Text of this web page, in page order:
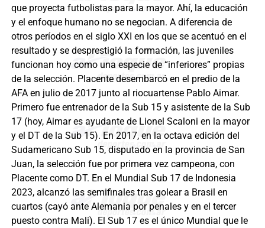
que proyecta futbolistas para la mayor. Ahí, la educación
y el enfoque humano no se negocian. A diferencia de
otros períodos en el siglo XXI en los que se acentuó en el
resultado y se desprestigió la formación, las juveniles
funcionan hoy como una especie de “inferiores” propias
de la selección. Placente desembarcó en el predio de la
AFA en julio de 2017 junto al riocuartense Pablo Aimar.
Primero fue entrenador de la Sub 15 y asistente de la Sub
17 (hoy, Aimar es ayudante de Lionel Scaloni en la mayor
y el DT de la Sub 15). En 2017, en la octava edición del
Sudamericano Sub 15, disputado en la provincia de San
Juan, la selección fue por primera vez campeona, con
Placente como DT. En el Mundial Sub 17 de Indonesia
2023, alcanzó las semifinales tras golear a Brasil en
cuartos (cayó ante Alemania por penales y en el tercer
puesto contra Mali). El Sub 17 es el único Mundial que le